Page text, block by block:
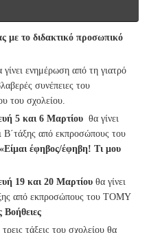
με το διδακτικό προσωπικό
γίνει ενημέρωση από τη γιατρό
συνέπειες του
του σχολείου.
5 και 6 Μαρτίου θα γίνει
Β΄τάξης από εκπροσώπους του
«Είμαι έφηβος/έφηβη! Τι μου
19 και 20 Μαρτίου θα γίνει
από εκπροσώπους του ΤΟΜΥ
τρεις τάξεις του σχολείου θα